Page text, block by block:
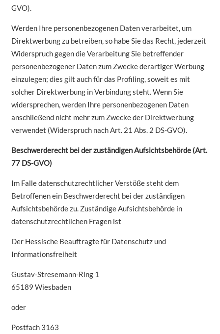
GVO).
Werden Ihre personenbezogenen Daten verarbeitet, um
Direktwerbung zu betreiben, so habe Sie das Recht, jederzeit
Widerspruch gegen die Verarbeitung Sie betreffender
personenbezogener Daten zum Zwecke derartiger Werbung
einzulegen; dies gilt auch für das Profiling, soweit es mit
solcher Direktwerbung in Verbindung steht. Wenn Sie
widersprechen, werden Ihre personenbezogenen Daten
anschließend nicht mehr zum Zwecke der Direktwerbung
verwendet (Widerspruch nach Art. 21 Abs. 2 DS-GVO).
Beschwerderecht bei der zuständigen Aufsichtsbehörde (Art.
77 DS-GVO)
Im Falle datenschutzrechtlicher Verstöße steht dem
Betroffenen ein Beschwerderecht bei der zuständigen
Aufsichtsbehörde zu. Zuständige Aufsichtsbehörde in
datenschutzrechtlichen Fragen ist
Der Hessische Beauftragte für Datenschutz und
Informationsfreiheit
Gustav-Stresemann-Ring 1
65189 Wiesbaden
oder
Postfach 3163